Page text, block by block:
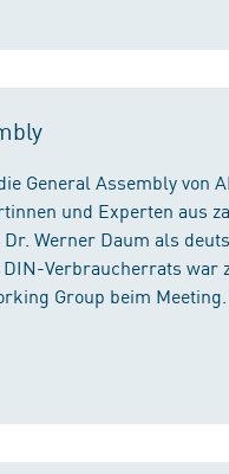
General Assembly von
und Experten aus
Werner Daum als
Verbraucherrats war
Group beim Meeting.